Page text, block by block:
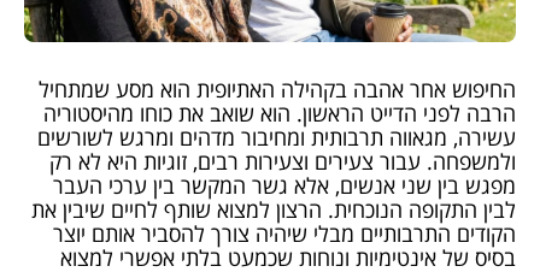
החיפוש אחר אהבה בקהילה האתיופית הוא מסע שמתחיל
הרבה לפני הדייט הראשון. הוא שואב את כוחו מהיסטוריה
עשירה, מגאווה תרבותית ומחיבור מדהים ומרגש לשורשים
ולמשפחה. עבור צעירים וצעירות רבים, זוגיות היא לא רק
מפגש בין שני אנשים, אלא גשר המקשר בין ערכי העבר
לבין התקופה הנוכחית. הרצון למצוא שותף לחיים שיבין את
הקודים התרבותיים מבלי שיהיה צורך להסביר אותם יוצר
בסיס של אינטימיות ונוחות שכמעט בלתי אפשרי למצוא